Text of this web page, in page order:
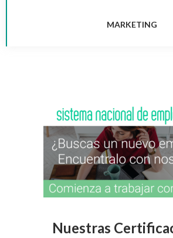
MARKETING
Nuestras